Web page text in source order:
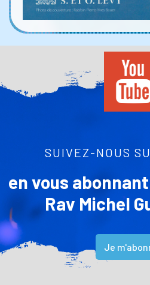
SUIVEZ-NOUS
en vous
Rav Michel
Je